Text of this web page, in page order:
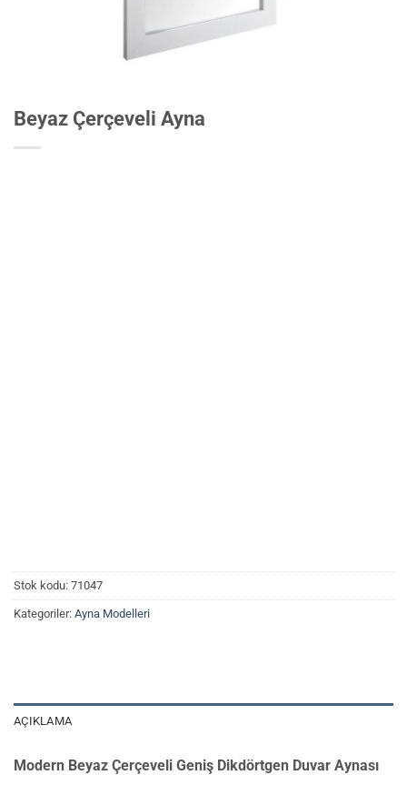
Beyaz Çerçeveli Ayna
Stok kodu: 71047
Kategoriler: Ayna Modelleri
AÇIKLAMA
Modern Beyaz Çerçeveli Geniş Dikdörtgen Duvar Aynası